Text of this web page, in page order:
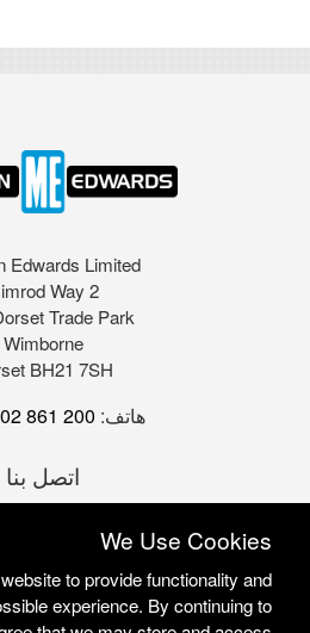
Edwards Limited
2 Nimrod Way
Trade Park
Wimborne
BH21 7SH
هاتف: 861 200
اتصل بنا
We Use Cookies
to provide functionality and
experience. By continuing to